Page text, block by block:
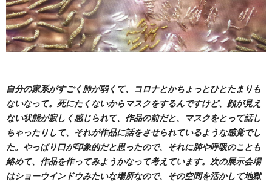
自分の家系がすごく肺が弱くて、コロナとかちょっとひとたまりも
ないなって。死にたくないからマスクをするんですけど、顔が見え
ない状態が寂しく感じられて、作品の前だと、マスクをとって話し
ちゃったりして、それが作品に話をさせられているような感覚でし
た。やっぱり口が印象的だと思ったので、それに肺や呼吸のことも
絡めて、作品を作ってみようかなって考えています。次の展示会場
はショーウインドウみたいな場所なので、その空間を活かして地獄